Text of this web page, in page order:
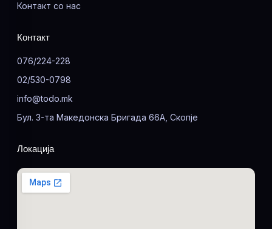
Контакт со нас
Контакт
076/224-228
02/530-0798
info@todo.mk
Бул. 3-та Македонска Бригада 66А, Скопје
Локација